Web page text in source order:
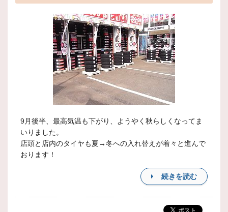
9月後半、最高気温も下がり、ようやく秋らしくなってま
いりました。
店頭と店内のタイヤも夏→冬への入れ替えが着々と進んで
おります！
続きを読む